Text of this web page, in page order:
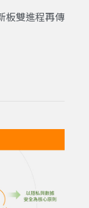
板雙進程再傳